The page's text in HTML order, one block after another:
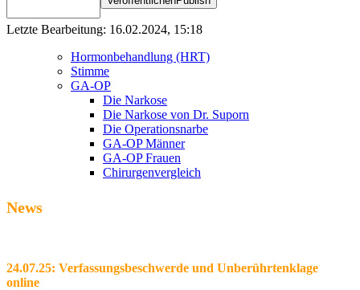
Letzte Bearbeitung: 16.02.2024, 15:18
Hormonbehandlung (HRT)
Stimme
GA-OP
Die Narkose
Die Narkose von Dr. Suporn
Die Operationsnarbe
GA-OP Männer
GA-OP Frauen
Chirurgenvergleich
News
24.07.25: Verfassungsbeschwerde und Unberührtenklage
online